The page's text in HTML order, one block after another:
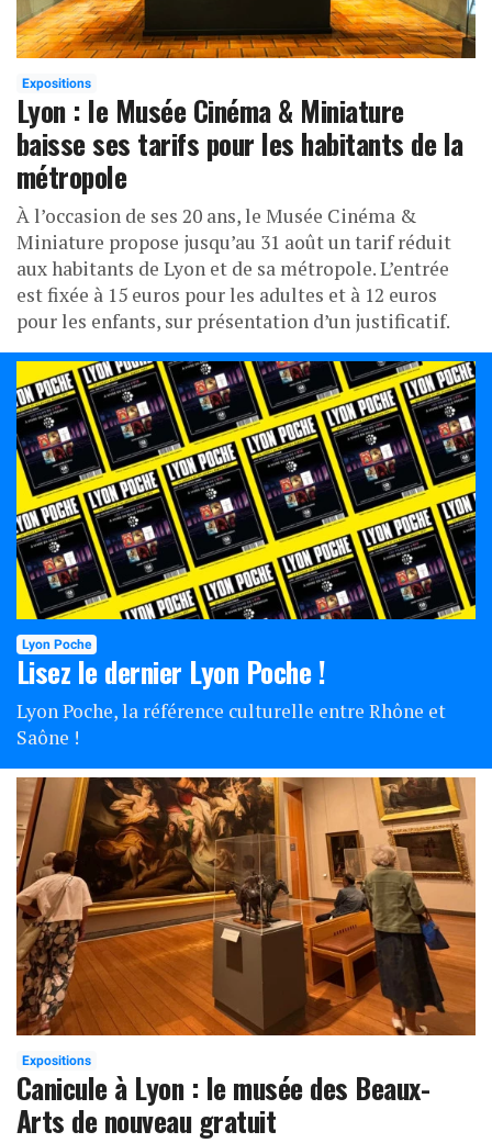
Expositions
Lyon : le Musée Cinéma & Miniature
baisse ses tarifs pour les habitants de la
métropole
À l’occasion de ses 20 ans, le Musée Cinéma &
Miniature propose jusqu’au 31 août un tarif réduit
aux habitants de Lyon et de sa métropole. L’entrée
est fixée à 15 euros pour les adultes et à 12 euros
pour les enfants, sur présentation d’un justificatif.
Lyon Poche
Lisez le dernier Lyon Poche !
Lyon Poche, la référence culturelle entre Rhône et
Saône !
Expositions
Canicule à Lyon : le musée des Beaux-
Arts de nouveau gratuit